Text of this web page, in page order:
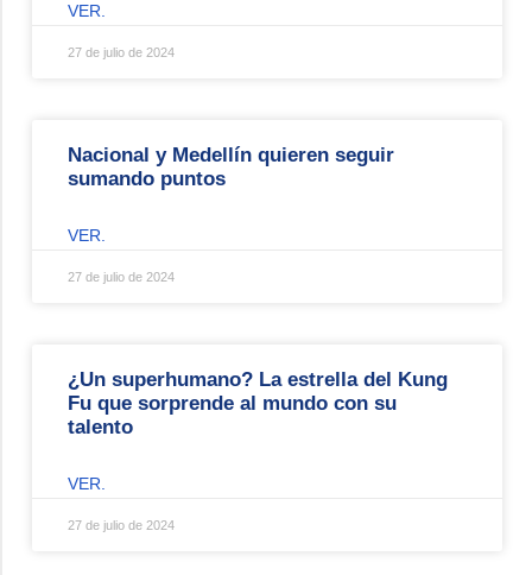
VER.
27 de julio de 2024
Nacional y Medellín quieren seguir
sumando puntos
VER.
27 de julio de 2024
¿Un superhumano? La estrella del Kung
Fu que sorprende al mundo con su
talento
VER.
27 de julio de 2024